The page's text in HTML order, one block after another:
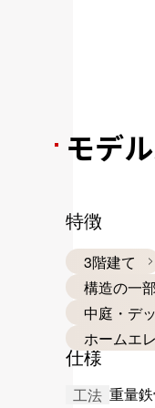
モデ
特徴
3階建て
構造の一
中庭・デ
ホームエ
仕様
工法 重量